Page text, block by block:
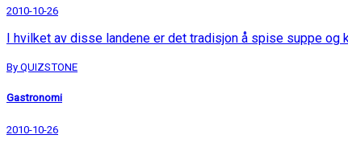
2010-10-26
I hvilket av disse landene er det tradisjon å spise suppe og
By QUIZSTONE
Gastronomi
2010-10-26